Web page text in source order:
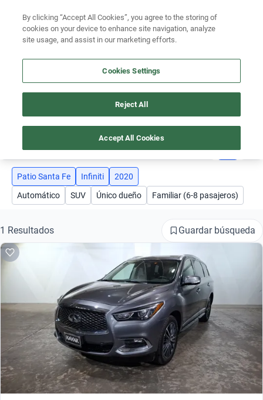
Ubicación
Encuentra el auto ideal para tu presupuesto
Simular plan a meses
AUTOS INFINITI 2020 PATIO SANTA FE
Busca por modelo
Busca por versión
Busca por año
Busca por marca
Busca por año
Patio Santa Fe Infiniti
2020
Automático
SUV Único dueño Familiar (6-8 pasajeros)
1 Resultados Guardar búsqueda
By clicking “Accept All Cookies”, you agree to the storing of
cookies on your device to enhance site navigation, analyze
site usage, and assist in our marketing efforts.
Cookies Settings
Reject All
Accept All Cookies